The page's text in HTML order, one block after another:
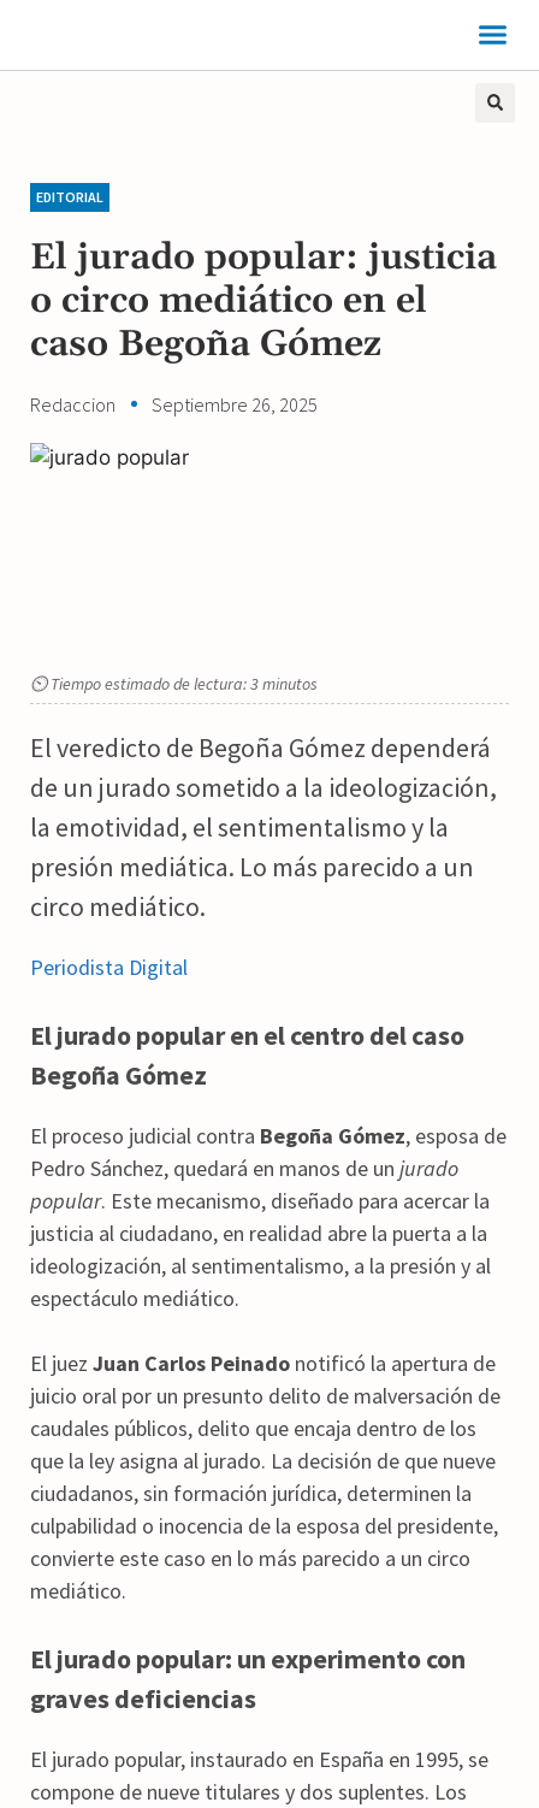
EDITORIAL
El jurado popular: justicia
o circo mediático en el
caso Begoña Gómez
Redaccion Septiembre 26, 2025
⏲ Tiempo estimado de lectura: 3 minutos
El veredicto de Begoña Gómez dependerá
de un jurado sometido a la ideologización,
la emotividad, el sentimentalismo y la
presión mediática. Lo más parecido a un
circo mediático.
Periodista Digital
El jurado popular en el centro del caso
Begoña Gómez
El proceso judicial contra Begoña Gómez, esposa de
Pedro Sánchez, quedará en manos de un jurado
popular. Este mecanismo, diseñado para acercar la
justicia al ciudadano, en realidad abre la puerta a la
ideologización, al sentimentalismo, a la presión y al
espectáculo mediático.
El juez Juan Carlos Peinado notificó la apertura de
juicio oral por un presunto delito de malversación de
caudales públicos, delito que encaja dentro de los
que la ley asigna al jurado. La decisión de que nueve
ciudadanos, sin formación jurídica, determinen la
culpabilidad o inocencia de la esposa del presidente,
convierte este caso en lo más parecido a un circo
mediático.
El jurado popular: un experimento con
graves deficiencias
El jurado popular, instaurado en España en 1995, se
compone de nueve titulares y dos suplentes. Los